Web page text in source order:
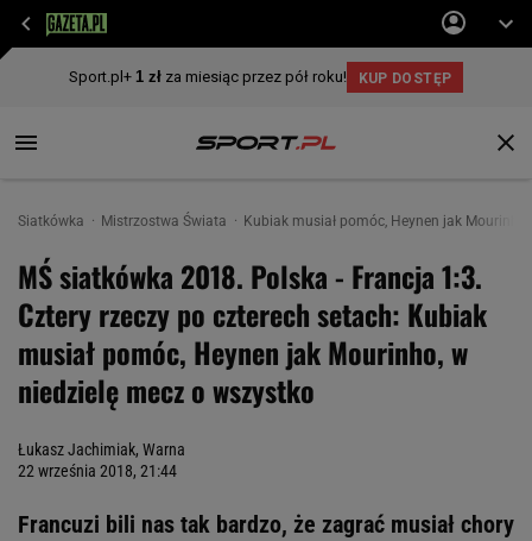
Siatkówka Mistrzostwa Świata Kubiak musiał pomóc, Heynen jak
MŚ siatkówka 2018. Polska - Francja 1:3.
Cztery rzeczy po czterech setach: Kubiak
musiał pomóc, Heynen jak Mourinho, w
niedzielę mecz o wszystko
Łukasz Jachimiak, Warna
22 września 2018, 21:44
Francuzi bili nas tak bardzo, że zagrać musiał chory